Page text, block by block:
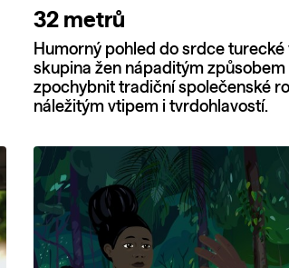
32 metrů
Humorný pohled do srdce turecké
skupina žen nápaditým
zpochybnit tradiční společenské
náležitým vtipem i tvrdohlavostí.